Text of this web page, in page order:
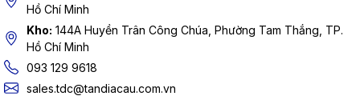
Hồ Chí Minh
Kho: 144A Huyền Trân Công Chúa, Phường Tam Thắng, TP.
Hồ Chí Minh
093 129 9618
sales.tdc@tandiacau.com.vn